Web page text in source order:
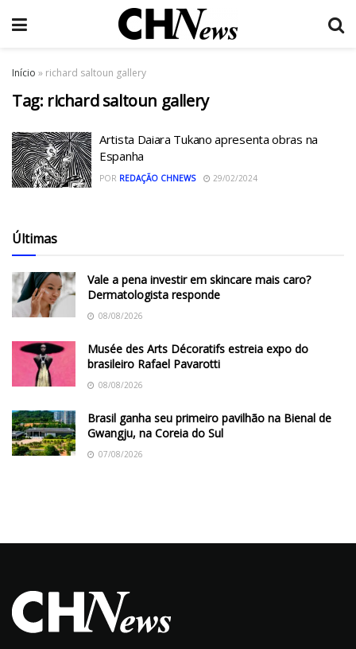
Início » richard saltoun gallery
Tag: richard saltoun gallery
Artista Daiara Tukano apresenta obras na
Espanha
POR REDAÇÃO CHNEWS 29/02/2024
Últimas
Vale a pena investir em skincare mais caro?
Dermatologista responde
08/08/2026
Musée des Arts Décoratifs estreia expo do
brasileiro Rafael Pavarotti
08/08/2026
Brasil ganha seu primeiro pavilhão na Bienal de
Gwangju, na Coreia do Sul
07/08/2026